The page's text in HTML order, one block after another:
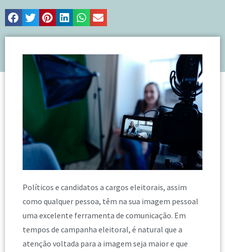
Políticos e candidatos a cargos eleitorais, assim
como qualquer pessoa, têm na sua imagem pessoal
uma excelente ferramenta de comunicação. Em
tempos de campanha eleitoral, é natural que a
atenção voltada para a imagem seja maior e que